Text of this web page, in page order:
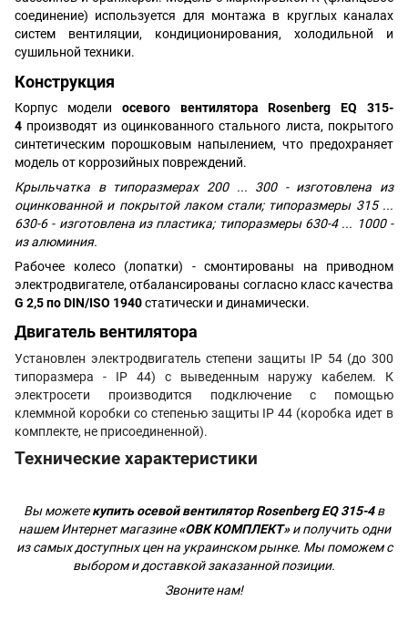
соединение) используется для монтажа в круглых каналах
систем вентиляции, кондиционирования, холодильной и
сушильной техники.
Конструкция
Корпус модели осевого вентилятора Rosenberg EQ 315-
4 производят из оцинкованного стального листа, покрытого
синтетическим порошковым напылением, что предохраняет
модель от коррозийных повреждений.
Крыльчатка в типоразмерах 200 ... 300 - изготовлена из
оцинкованной и покрытой лаком стали; типоразмеры 315 ...
630-6 - изготовлена из пластика; типоразмеры 630-4 ... 1000 -
из алюминия.
Рабочее колесо (лопатки) - смонтированы на приводном
электродвигателе, отбалансированы согласно класс качества
G 2,5 по DIN/ISO 1940статически и динамически.
Двигатель вентилятора
Установлен электродвигатель степени защиты IP 54 (до 300
типоразмера - IP 44) с выведенным наружу кабелем. К
электросети производится подключение с помощью
клеммной коробки со степенью защиты IP 44 (коробка идет в
комплекте, не присоединенной).
Технические характеристики
Вы можетекупить осевой вентилятор Rosenberg EQ 315-4в
нашем Интернет магазине«ОВК КОМПЛЕКТ»и получить одни
из самых доступных цен на украинском рынке. Мы поможем с
выбором и доставкой заказанной позиции.
Звоните нам!